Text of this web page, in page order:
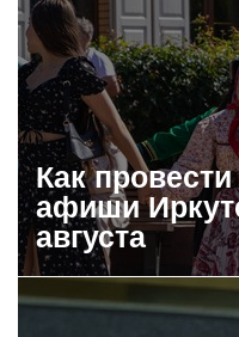
Как
афиши
августа